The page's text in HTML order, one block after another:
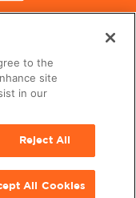
Reserved.
to the
site
in our
Reject All
All Cookies